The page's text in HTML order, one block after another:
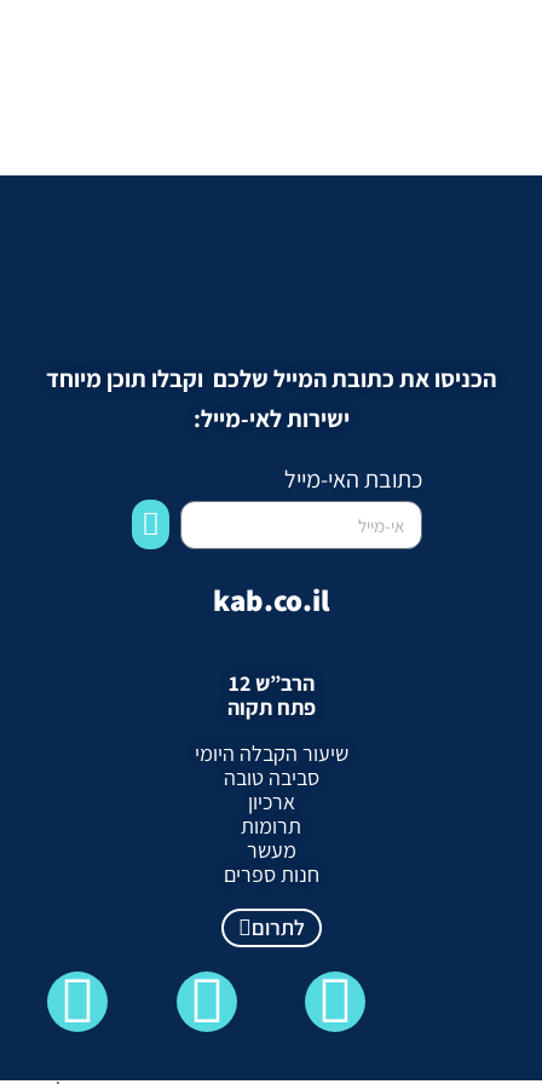
הכניסו את כתובת המייל שלכם וקבלו תוכן מיוחד
ישירות לאי-מייל:
כתובת האי-מייל
kab.co.il
הרב”ש 12
פתח תקוה
שיעור הקבלה היומי
סביבה טובה
ארכיון
תרומות
מעשר
חנות ספרים
לתרום